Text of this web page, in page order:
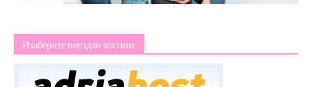
Изаберите поуздан хостинг